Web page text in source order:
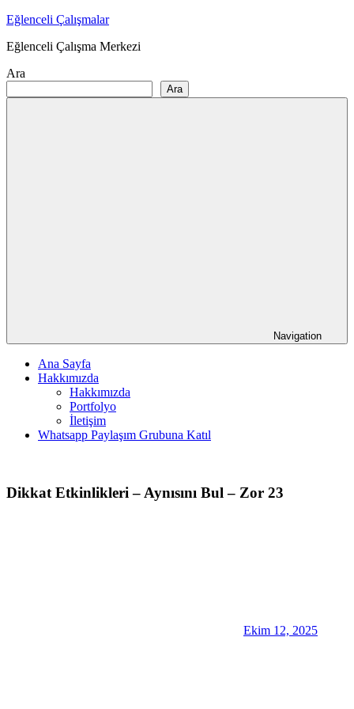
Skip
content
Eğlenceli Çalışmalar
Eğlenceli Çalışma Merkezi
Ara
Ara
Navigation
Ana Sayfa
Hakkımızda
Hakkımızda
Portfolyo
İletişim
Whatsapp Paylaşım Grubuna Katıl
Dikkat Etkinlikleri – Aynısını Bul – Zor 23
Ekim 12, 2025